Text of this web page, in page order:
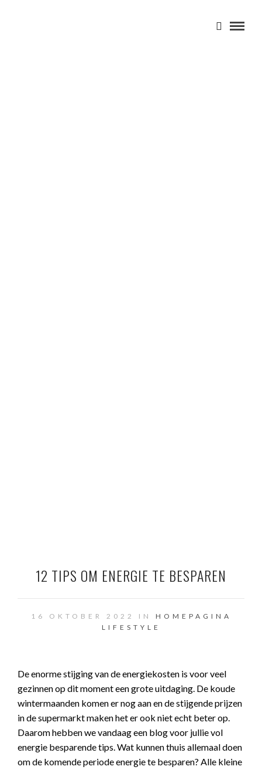
12 TIPS OM ENERGIE TE BESPAREN
16 OKTOBER 2022 IN HOMEPAGINA
LIFESTYLE
De enorme stijging van de energiekosten is voor veel
gezinnen op dit moment een grote uitdaging. De koude
wintermaanden komen er nog aan en de stijgende prijzen
in de supermarkt maken het er ook niet echt beter op.
Daarom hebben we vandaag een blog voor jullie vol
energie besparende tips. Wat kunnen thuis allemaal doen
om de komende periode energie te besparen? Alle kleine